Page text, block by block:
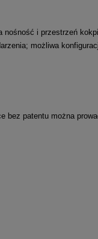
nośność i przestrzeń
możliwa
bez patentu można